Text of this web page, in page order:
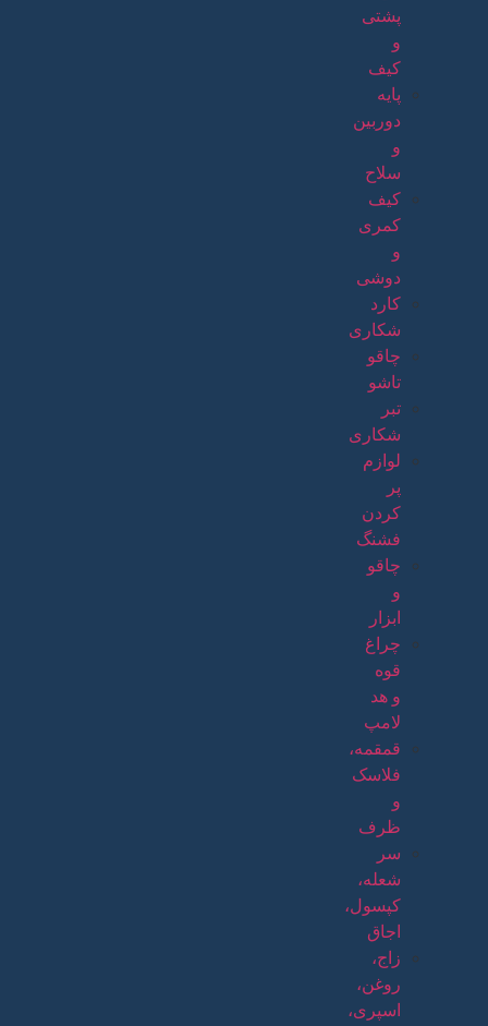
پشتی
و
کیف
پایه
دوربین
و
سلاح
کیف
کمری
و
دوشی
کارد
شکاری
چاقو
تاشو
تبر
شکاری
لوازم
پر
کردن
فشنگ
چاقو
و
ابزار
چراغ
قوه
و هد
لامپ
قمقمه،
فلاسک
و
ظرف
سر
شعله،
کپسول،
اجاق
زاج،
روغن،
اسپری،